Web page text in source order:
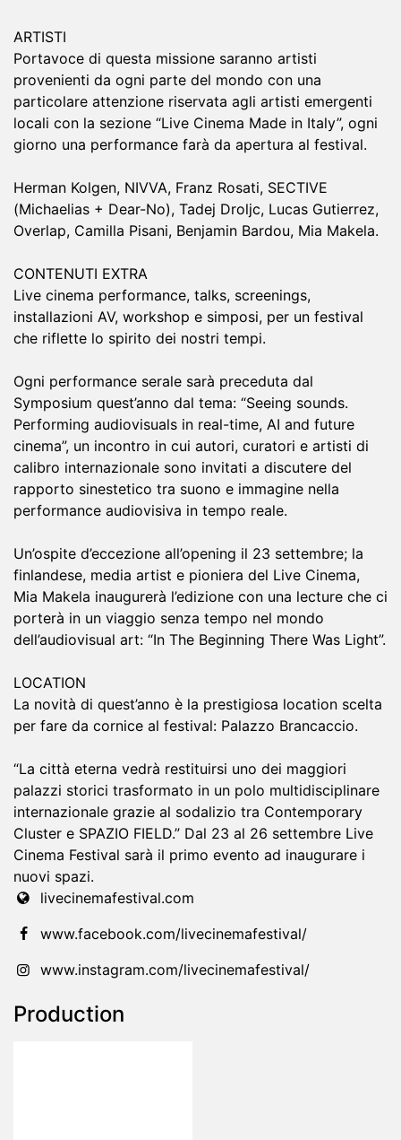
ARTISTI
Portavoce‌ ‌di‌ ‌questa‌ ‌missione‌ ‌saranno‌ ‌‌artisti‌
‌provenienti‌ ‌da‌ ‌ogni‌ ‌parte‌ ‌del‌ ‌mondo con una
particolare attenzione riservata agli artisti emergenti
locali con la sezione “Live Cinema Made in Italy”, ogni‌
‌giorno‌ ‌‌una‌ ‌performance‌ ‌‌farà‌ ‌da‌ ‌apertura‌ ‌al‌ ‌festival.‌ ‌
Herman Kolgen, NIVVA, Franz Rosati, SECTIVE
(Michaelias + Dear-No), Tadej Droljc, Lucas Gutierrez,
Overlap, Camilla Pisani, Benjamin Bardou, Mia Makela.
CONTENUTI EXTRA
Live cinema performance, talks, screenings,
installazioni AV, workshop e simposi, per un festival
che riflette lo spirito dei nostri tempi.
Ogni performance serale sarà preceduta dal
Symposium quest’anno dal tema: “Seeing sounds.
Performing audiovisuals in real-time, AI and future
cinema”, un incontro in cui autori, curatori e artisti di
calibro internazionale sono invitati a discutere del
rapporto sinestetico tra suono e immagine nella
performance audiovisiva in tempo reale.
Un’ospite d’eccezione all’opening il 23 settembre; la
finlandese, media artist e pioniera del Live Cinema,
Mia Makela inaugurerà l’edizione con una lecture che ci
porterà in un viaggio senza tempo nel mondo
dell’audiovisual art: “In The Beginning There Was Light”.
LOCATION
La novità di quest’anno è la prestigiosa location scelta
per fare da cornice al festival: Palazzo Brancaccio.
“La città eterna vedrà restituirsi uno dei maggiori
palazzi storici trasformato in un polo multidisciplinare
internazionale grazie al sodalizio tra Contemporary
Cluster e SPAZIO FIELD.” Dal 23 al 26 settembre Live
Cinema Festival sarà il primo evento ad inaugurare i
nuovi spazi.
livecinemafestival.com
www.facebook.com/livecinemafestival/
www.instagram.com/livecinemafestival/
Production